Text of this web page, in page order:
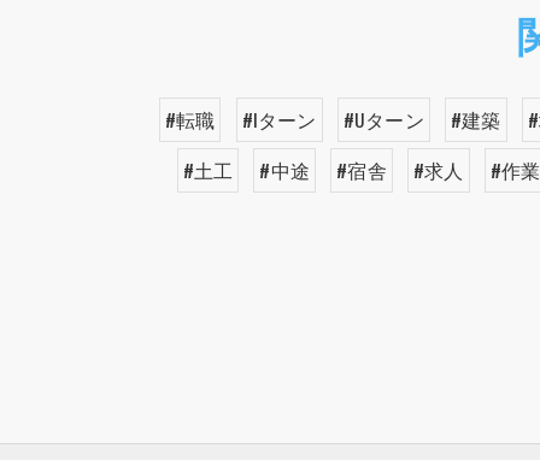
#転職 #Iターン #Uターン #建築
#土工
#中途 #宿舎 #求人 #作